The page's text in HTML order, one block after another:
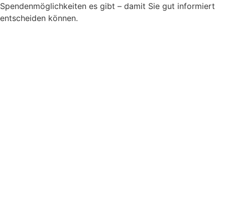
Spendenmöglichkeiten es gibt – damit Sie gut informiert
entscheiden können.